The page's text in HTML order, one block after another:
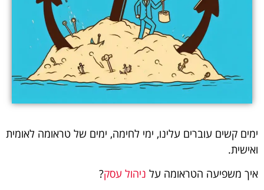
ימים קשים עוברים עלינו, ימי לחימה, ימים של טראומה לאומית
ואישית.
איך משפיעה הטראומה על ניהול עסק?